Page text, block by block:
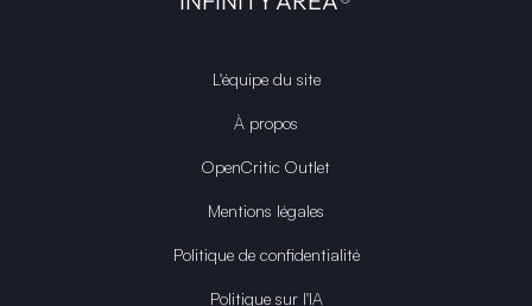
L'équipe du site
À propos
OpenCritic Outlet
Mentions légales
Politique de confidentialité
Politique sur l'IA